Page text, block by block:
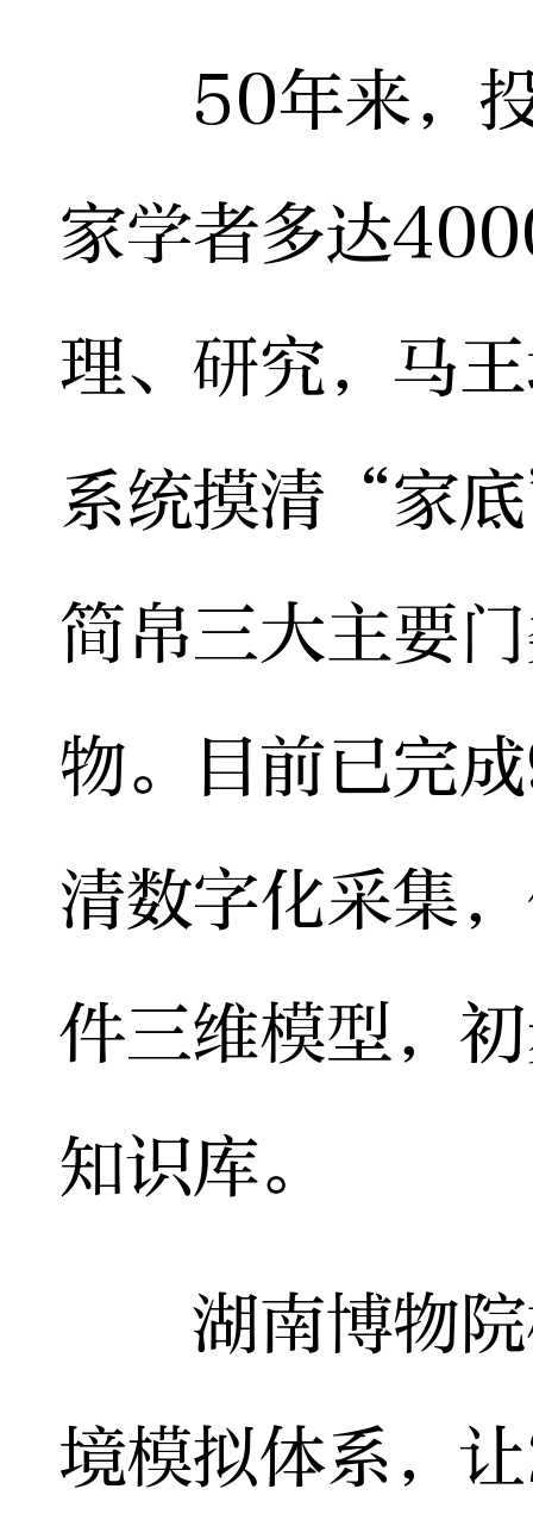
50年来，投
家学者多达
理、研究，马
系统摸清“家
简帛三大主要
物。目前已完
清数字化采集
件三维模型，
知识库。
湖南博物院
境模拟体系，